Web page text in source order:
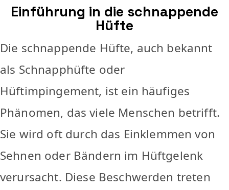
Einführung in die schnappende
Hüfte
Die schnappende Hüfte, auch bekannt
als Schnapphüfte oder
Hüftimpingement, ist ein häufiges
Phänomen, das viele Menschen betrifft.
Sie wird oft durch das Einklemmen von
Sehnen oder Bändern im Hüftgelenk
verursacht. Diese Beschwerden treten